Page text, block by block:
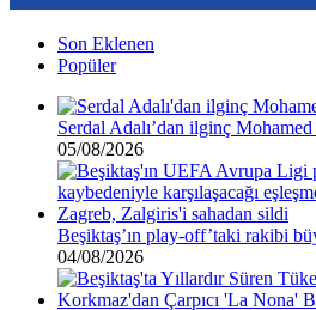
Son Eklenen
Popüler
Serdal Adalı’dan ilginç Mohamed
05/08/2026
Beşiktaş’ın play-off’taki rakibi
04/08/2026